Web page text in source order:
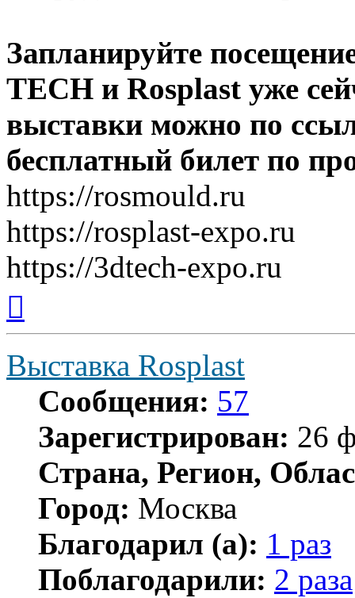
Запланируйте
TECH и Rosplast уже
выставки можно по
бесплатный билет по
https://rosmould.ru
https://rosplast-expo.ru
https://3dtech-expo.ru
началу
Выставка Rosplast
Сообщения: 57
Зарегистрирован: 26
Страна, Регион,
Город: Москва
Благодарил (а): 1 раз
Поблагодарили: 2 раза